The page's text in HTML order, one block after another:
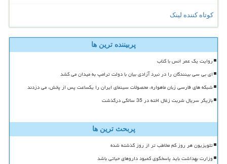
کوتاه کننده لینک
پربیننده ترین ها
روایت یک عمر انس با کتاب
ای بی سی بینندگان را در نبرد آزادی بیان با دولت ترامپ به میدان می کشد
شبکه های فارسی زبان ماهواره، محصولات سینمای ایران را یکساعت پس از پخش، می دزدند
بازیگر سریال شربت زغال اخته در 35 سالگی درگذشت
پربحث ترین ها
تلویزیون هر روز کم مخاطب تر از روز گذشته شده
وزارت بهداشت باید پاسخگوی کمبود داروهای حیاتی باشد